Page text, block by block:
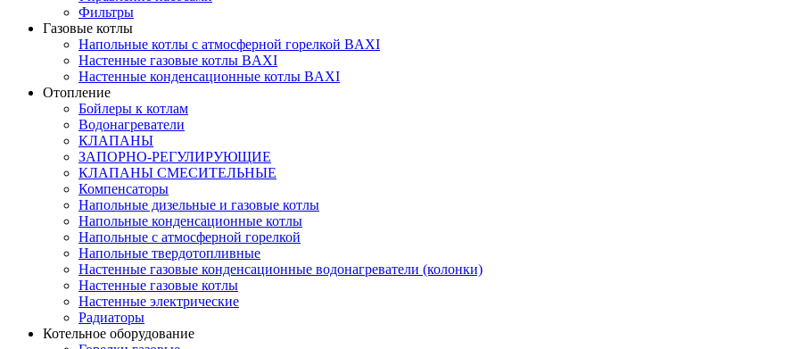
Фильтры
Газовые котлы
Напольные котлы с атмосферной горелкой BAXI
Настенные газовые котлы BAXI
Настенные конденсационные котлы BAXI
Отопление
Бойлеры к котлам
Водонагреватели
КЛАПАНЫ
ЗАПОРНО-РЕГУЛИРУЮЩИЕ
КЛАПАНЫ СМЕСИТЕЛЬНЫЕ
Компенсаторы
Напольные дизельные и газовые котлы
Напольные конденсационные котлы
Напольные с атмосферной горелкой
Напольные твердотопливные
Настенные газовые конденсационные водонагреватели (колонки)
Настенные газовые котлы
Настенные электрические
Радиаторы
Котельное оборудование